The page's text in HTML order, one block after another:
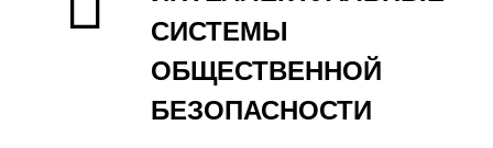
СИСТЕМЫ
ОБЩЕСТВЕННОЙ
БЕЗОПАСНОСТИ